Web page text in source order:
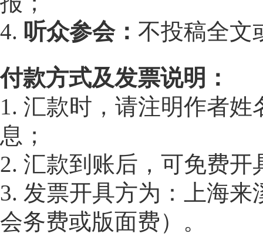
4. 听众参会： 不投稿全文
付款方式及发票说明：
1. 汇款时，请注明作者
息；
2. 汇款到账后，可免费
3. 发票开具方为：上海
会务费或版面费）。